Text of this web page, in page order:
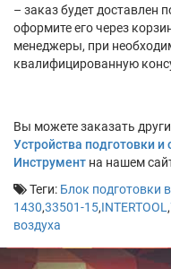
– заказ будет доставлен
оформите его через
менеджеры, при
квалифицированную
Вы можете заказать
Устройства подготовки
Инструмент на нашем
Теги: Блок подготовки
1430,33501-15,INTERTOOL ,
воздуха